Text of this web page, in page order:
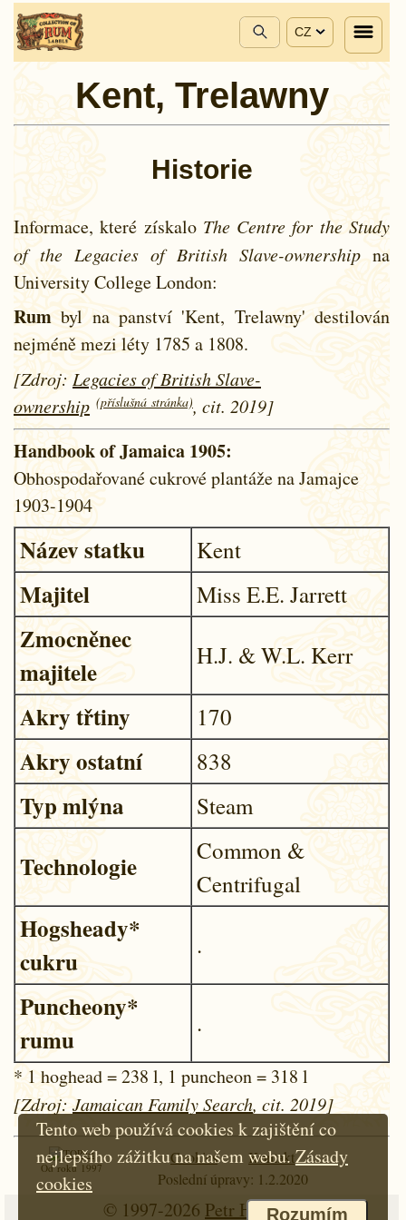
CZ
Kent, Trelawny
Historie
Informace, které získalo The Centre for the Study
of the Legacies of British Slave-ownership na
University College London:
Rum byl na panství 'Kent, Trelawny' destilován
nejméně mezi léty 1785 a 1808.
[Zdroj: Legacies of British Slave-
ownership (příslušná stránka), cit. 2019]
Handbook of Jamaica 1905:
Obhospodařované cukrové plantáže na Jamajce
1903-1904
Název statku Kent
Majitel Miss E.E. Jarrett
Zmocněnec
majitele
H.J. & W.L. Kerr
Akry třtiny 170
Akry ostatní 838
Typ mlýna Steam
Technologie
Common &
Centrifugal
Hogsheady*
cukru
.
Puncheony*
rumu
.
* 1 hoghead = 238 l, 1 puncheon = 318 l
[Zdroj: Jamaican Family Search, cit. 2019]
Od roku 1997
Cookies
Kontakt
Poslední úpravy: 1.2.2020
© 1997-2026 Petr Hloušek
Tento web používá cookies k zajištění co
nejlepšího zážitku na našem webu.Zásady
cookies
Rozumím